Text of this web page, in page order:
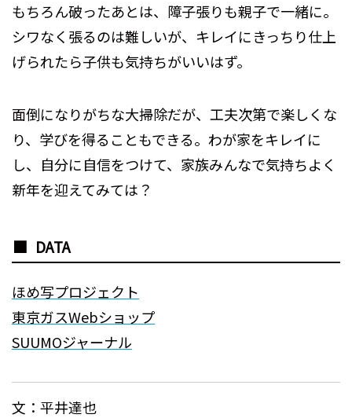
もちろん破ったあとは、障子張りも親子で一緒に。
シワなく張るのは難しいが、キレイにきっちり仕上
げられたら子供も気持ちがいいはず。
面倒になりがちな大掃除だが、工夫次第で楽しくな
り、学びを得ることもできる。わが家をキレイに
し、自分に自信をつけて、家族みんなで気持ちよく
新年を迎えてみては？
DATA
ほめ写プロジェクト
東京ガスWebショップ
SUUMOジャーナル
文：平井達也